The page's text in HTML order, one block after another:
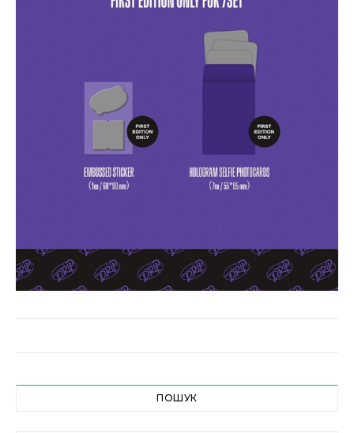
ПОШУК